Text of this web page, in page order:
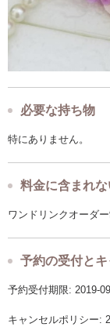
必要な持ち物
特にありません。
料金に含まれ
ワンドリンクオーダー
予約の受付と
予約受付期限: 2019-
キャンセルポリシー: